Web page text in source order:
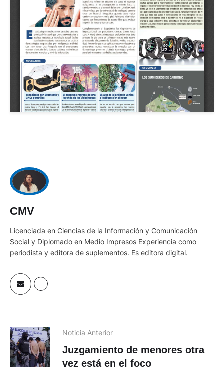
CMV
Licenciada en Ciencias de la Información y Comunicación
Social y Diplomado en Medio Impresos Experiencia como
periodista y editora de suplementos. Es editora digital.
Noticia Anterior
Juzgamiento de menores otra
vez está en el foco